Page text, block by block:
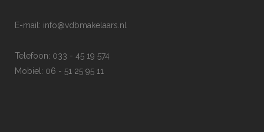
E-mail: info@vdbmakelaars.nl
Telefoon: 033 - 45 19 574
Mobiel: 06 - 51 25 95 11